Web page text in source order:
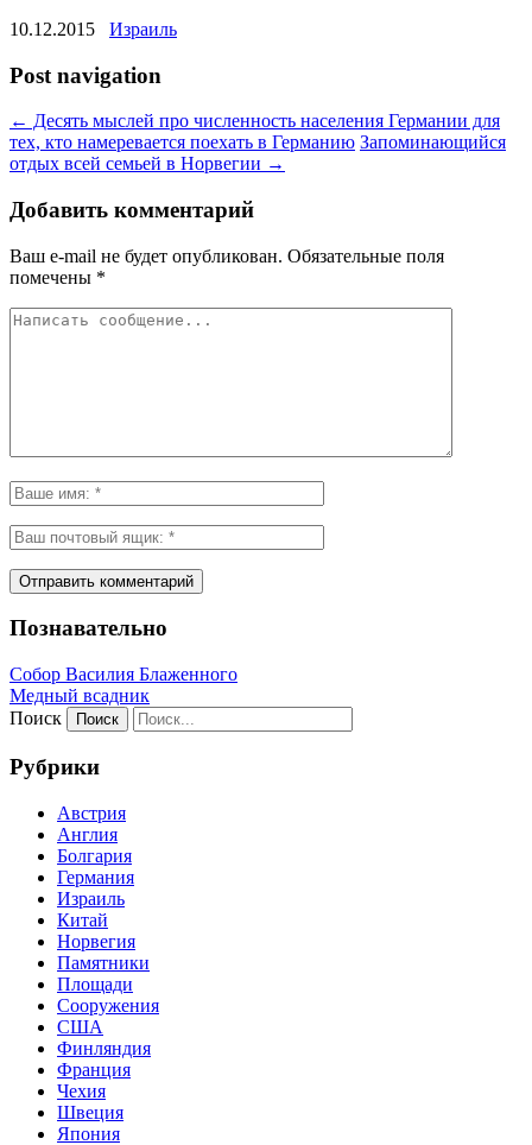
10.12.2015 Израиль
Post navigation
← Десять мыслей про численность населения Германии для
тех, кто намеревается поехать в Германию Запоминающийся
отдых всей семьей в Норвегии →
Добавить комментарий
Ваш e-mail не будет опубликован. Обязательные поля
помечены *
Познавательно
Собор Василия Блаженного
Медный всадник
Поиск
Рубрики
Австрия
Англия
Болгария
Германия
Израиль
Китай
Норвегия
Памятники
Площади
Сооружения
США
Финляндия
Франция
Чехия
Швеция
Япония